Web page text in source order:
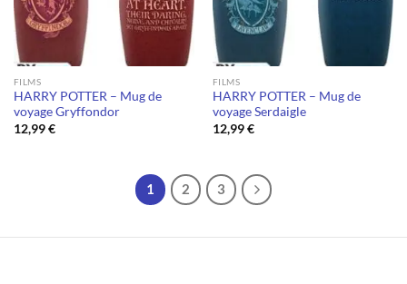
FILMS
HARRY POTTER – Mug de
voyage Gryffondor
12,99€
FILMS
HARRY POTTER – Mug de
voyage Serdaigle
12,99€
1 2 3